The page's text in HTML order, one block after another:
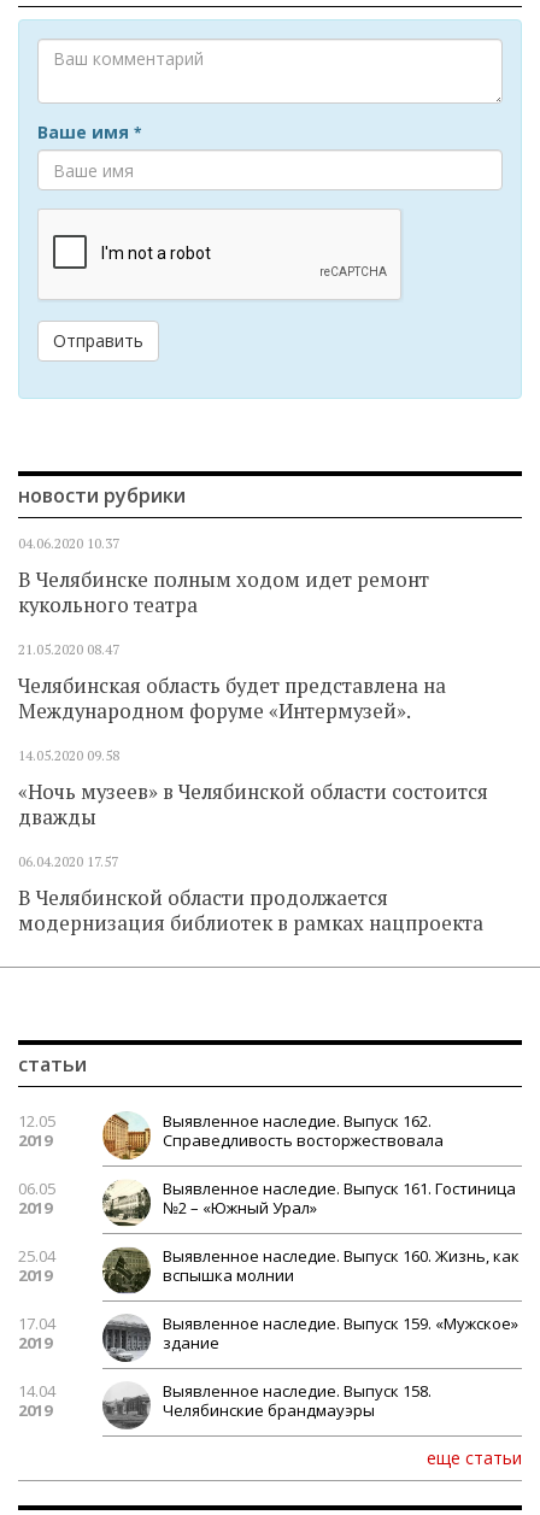
Ваше имя *
Отправить
новости рубрики
04.06.2020 10.37
В Челябинске полным ходом идет ремонт
кукольного театра
21.05.2020 08.47
Челябинская область будет представлена на
Международном форуме «Интермузей».
14.05.2020 09.58
«Ночь музеев» в Челябинской области состоится
дважды
06.04.2020 17.57
В Челябинской области продолжается
модернизация библиотек в рамках нацпроекта
статьи
12.05
2019
Выявленное наследие. Выпуск 162.
Справедливость восторжествовала
06.05
2019
Выявленное наследие. Выпуск 161. Гостиница
№2 – «Южный Урал»
25.04
2019
Выявленное наследие. Выпуск 160. Жизнь, как
вспышка молнии
17.04
2019
Выявленное наследие. Выпуск 159. «Мужское»
здание
14.04
2019
Выявленное наследие. Выпуск 158.
Челябинские брандмауэры
еще статьи